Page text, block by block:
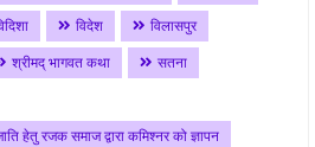
विदेश
विलासपुर
श्रीमद् भागवत कथा
सतना
हेतु रजक समाज द्वारा कमिश्नर को ज्ञापन